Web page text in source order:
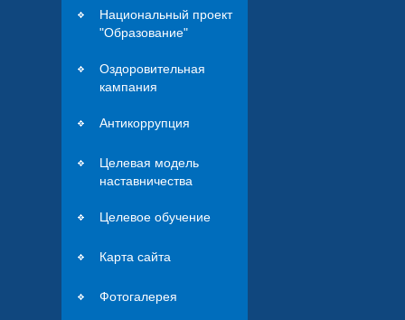
Национальный проект
"Образование"
Оздоровительная
кампания
Антикоррупция
Целевая модель
наставничества
Целевое обучение
Карта сайта
Фотогалерея